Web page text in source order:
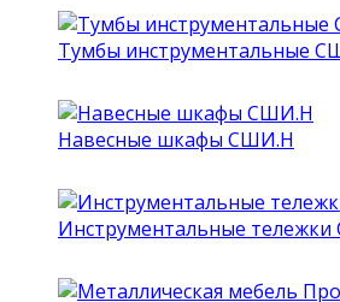
Тумбы инструментальные
Навесные шкафы СШИ.Н
Инструментальные тележки